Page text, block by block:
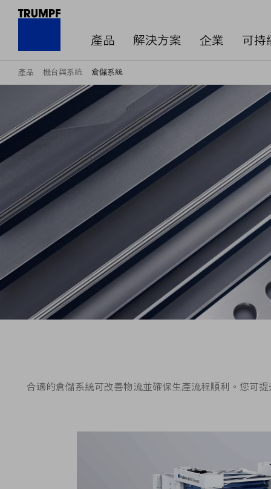
產品 解決方案 企業 可持
產品 機台與系統 倉儲系統
合適的倉儲系統可改善物流並確保生產流程順利。您可